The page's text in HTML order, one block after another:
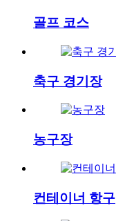
골프 코스
축구 경기장
농구장
컨테이너 항구